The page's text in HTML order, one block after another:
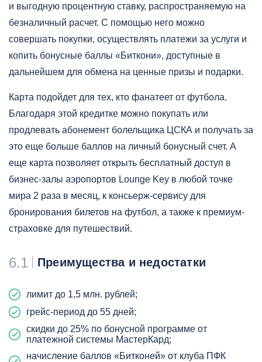
и выгодную процентную ставку, распространяемую на
безналичный расчет. С помощью него можно
совершать покупки, осуществлять платежи за услуги и
копить бонусные баллы «Биткони», доступные в
дальнейшем для обмена на ценные призы и подарки.
Карта подойдет для тех, кто фанатеет от футбола.
Благодаря этой кредитке можно покупать или
продлевать абонемент болельщика ЦСКА и получать за
это еще больше баллов на личный бонусный счет. А
еще карта позволяет открыть бесплатный доступ в
бизнес-залы аэропортов Lounge Key в любой точке
мира 2 раза в месяц, к консьерж-сервису для
бронирования билетов на футбол, а также к премиум-
страховке для путешествий.
6.1 Преимущества и недостатки
лимит до 1,5 млн. рублей;
грейс-период до 55 дней;
скидки до 25% по бонусной программе от
платежной системы МастерКард;
начисление баллов «Битконей» от клуба ПФК